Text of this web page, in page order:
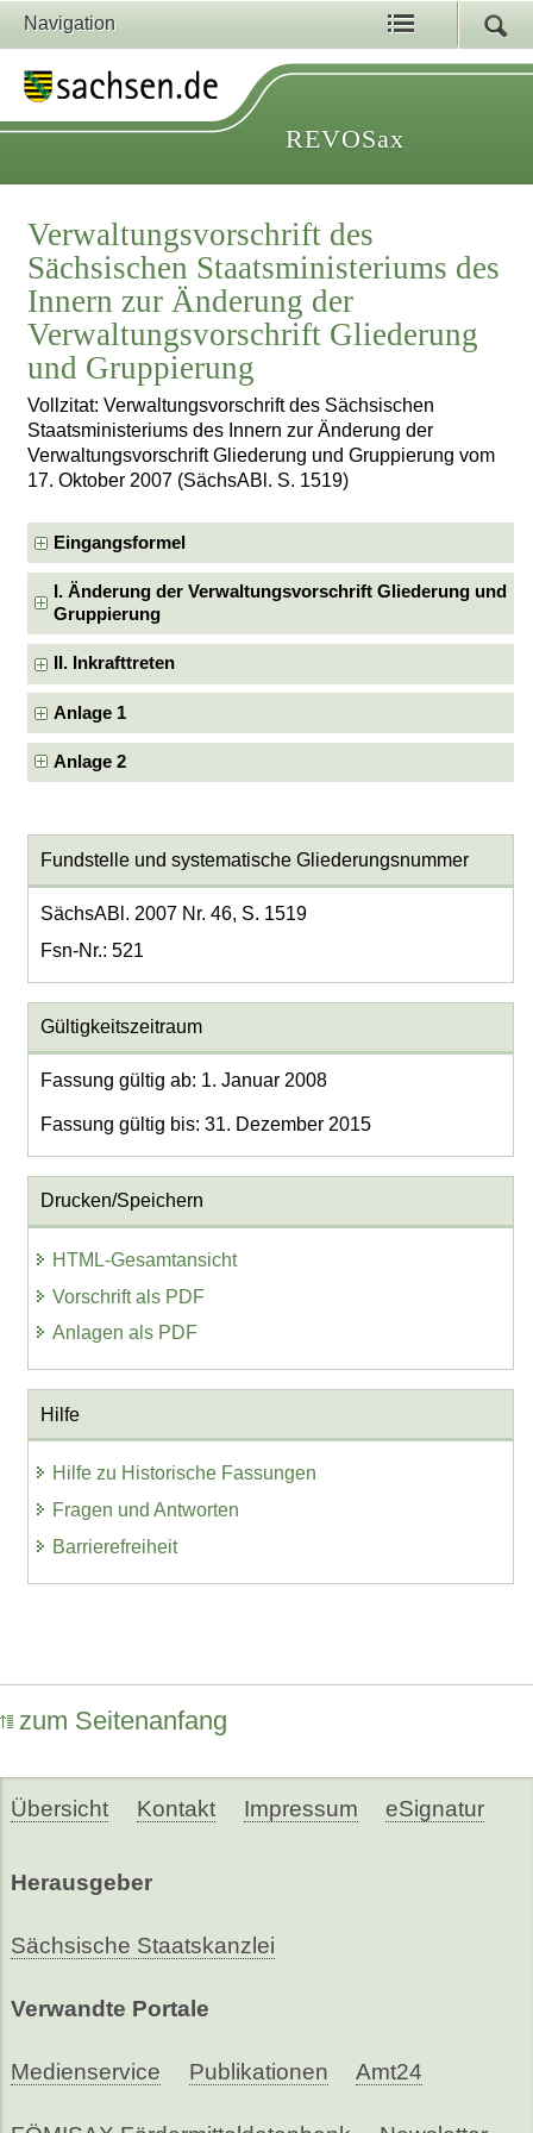
Navigation
REVOSax
Verwaltungsvorschrift des
Sächsischen Staatsministeriums des
Innern zur Änderung der
Verwaltungsvorschrift Gliederung
und Gruppierung
Vollzitat: Verwaltungsvorschrift des Sächsischen
Staatsministeriums des Innern zur Änderung der
Verwaltungsvorschrift Gliederung und Gruppierung vom
17. Oktober 2007 (SächsABl. S. 1519)
Eingangsformel
I. Änderung der Verwaltungsvorschrift Gliederung und
Gruppierung
II. Inkrafttreten
Anlage 1
Anlage 2
Fundstelle und systematische Gliederungsnummer
SächsABl. 2007 Nr. 46, S. 1519
Fsn-Nr.: 521
Gültigkeitszeitraum
Fassung gültig ab: 1. Januar 2008
Fassung gültig bis: 31. Dezember 2015
Drucken/Speichern
HTML-Gesamtansicht
Vorschrift als PDF
Anlagen als PDF
Hilfe
Hilfe zu Historische Fassungen
Fragen und Antworten
Barrierefreiheit
zum Seitenanfang
Übersicht Kontakt Impressum eSignatur
Herausgeber
Sächsische Staatskanzlei
Verwandte Portale
Medienservice Publikationen Amt24